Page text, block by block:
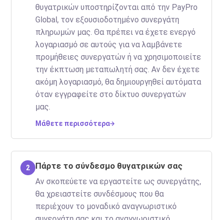
θυγατρικών υποστηρίζονται από την PayPro
Global, τον εξουσιοδοτημένο συνεργάτη
πληρωμών μας. Θα πρέπει να έχετε ενεργό
λογαριασμό σε αυτούς για να λαμβάνετε
προμήθειες συνεργατών ή να χρησιμοποιείτε
την έκπτωση μεταπωλητή σας. Αν δεν έχετε
ακόμη λογαριασμό, θα δημιουργηθεί αυτόματα
όταν εγγραφείτε στο δίκτυο συνεργατών
μας.
Μάθετε περισσότερα
2 Πάρτε το σύνδεσμο θυγατρικών σας
Αν σκοπεύετε να εργαστείτε ως συνεργάτης,
θα χρειαστείτε συνδέσμους που θα
περιέχουν το μοναδικό αναγνωριστικό